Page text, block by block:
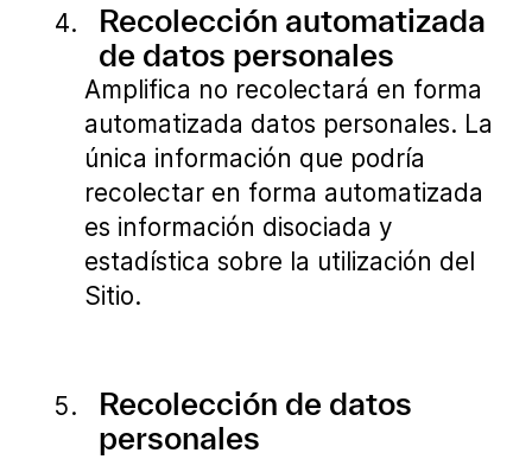
Recolección automatizada
de datos personales
Amplifica no recolectará en forma
automatizada datos personales. La
única información que podría
recolectar en forma automatizada
es información disociada y
estadística sobre la utilización del
Sitio.
Recolección de datos
personales